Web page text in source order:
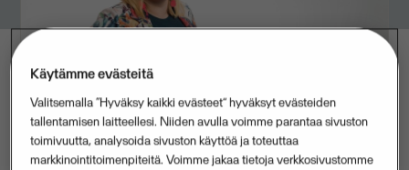
Käytämme evästeitä
Valitsemalla “Hyväksy kaikki evästeet” hyväksyt evästeiden
tallentamisen laitteellesi. Niiden avulla voimme parantaa sivuston
toimivuutta, analysoida sivuston käyttöä ja toteuttaa
markkinointitoimenpiteitä. Voimme jakaa tietoja verkkosivustomme